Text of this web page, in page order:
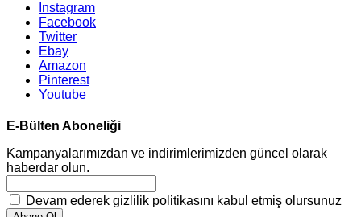
Instagram
Facebook
Twitter
Ebay
Amazon
Pinterest
Youtube
E-Bülten Aboneliği
Kampanyalarımızdan ve indirimlerimizden güncel olarak
haberdar olun.
Devam ederek gizlilik politikasını kabul etmiş olursunuz